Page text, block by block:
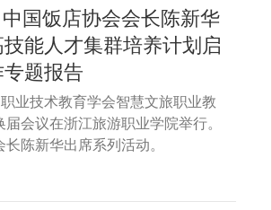
国饭店协会会长陈新华
能人才集群培养计划启
题报告
业技术教育学会智慧文旅职业教
会议在浙江旅游职业学院举行。
陈新华出席系列活动。